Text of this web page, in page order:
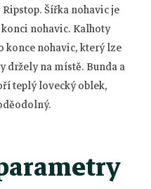
Šířka nohavic je
nohavic. Kalhoty
konce nohavic, který lze
držely na místě. Bunda a
teplý lovecký oblek,